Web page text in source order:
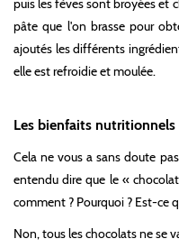
pâte que l'on brasse pour
ajoutés les différents
elle est refroidie et moulée.
Les bienfaits
Cela ne vous a sans doute
entendu dire que le «
comment ? Pourquoi ? Est-ce
Non, tous les chocolats ne se